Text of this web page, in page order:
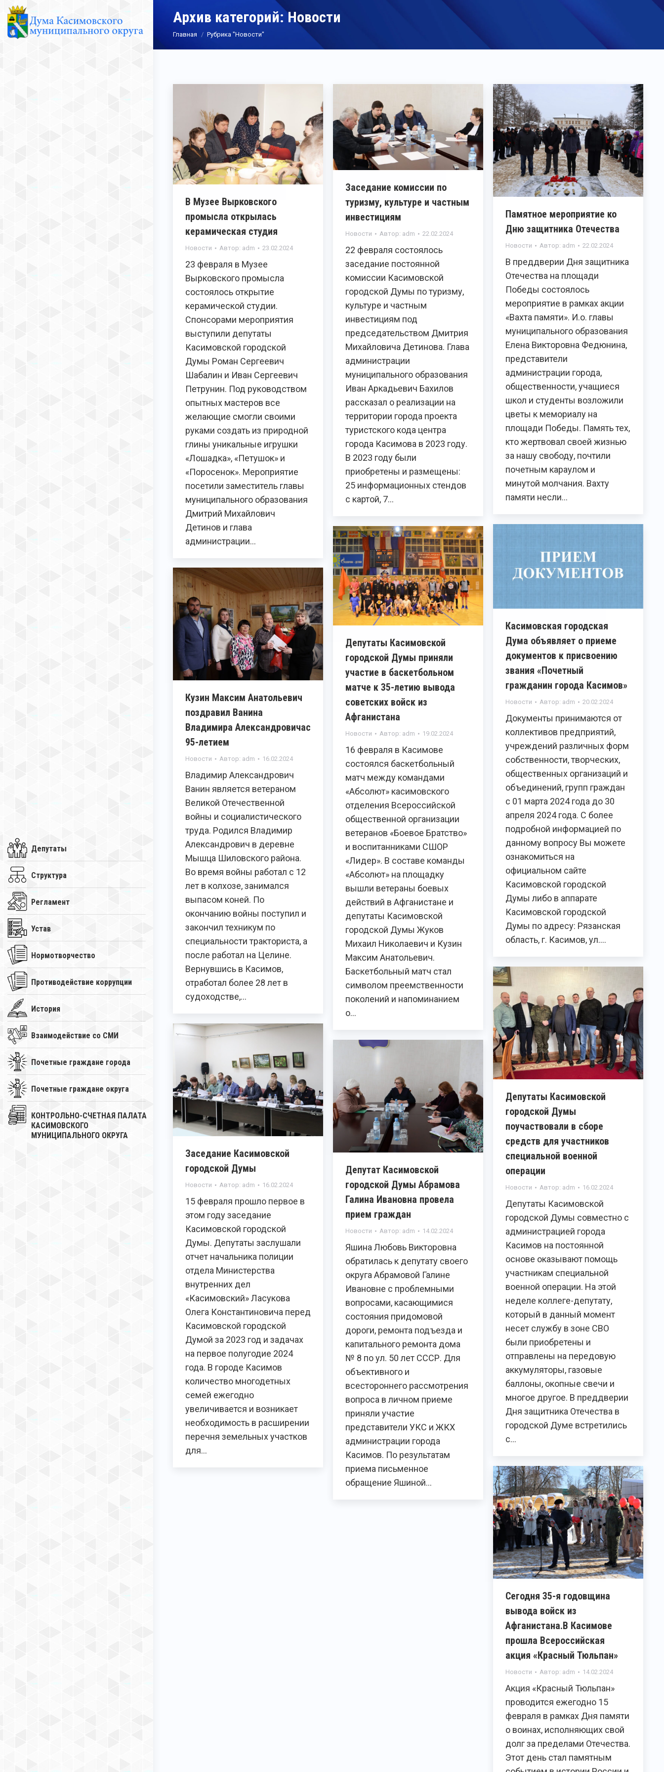
Депутаты
Структура
Регламент
Устав
Нормотворчество
Противодействие коррупции
История
Взаимодействие со СМИ
Почетные граждане города
Почетные граждане округа
КОНТРОЛЬНО-СЧЕТНАЯ ПАЛАТА
КАСИМОВСКОГО
МУНИЦИПАЛЬНОГО ОКРУГА
Архив категорий:Новости
Вы здесь:
Главная Рубрика "Новости"
В Музее Вырковского
промысла открылась
керамическая студия
Новости Автор: adm 23.02.2024
23 февраля в Музее
Вырковского промысла
состоялось открытие
керамической студии.
Спонсорами мероприятия
выступили депутаты
Касимовской городской
Думы Роман Сергеевич
Шабалин и Иван Сергеевич
Петрунин. Под руководством
опытных мастеров все
желающие смогли своими
руками создать из природной
глины уникальные игрушки
«Лошадка», «Петушок» и
«Поросенок». Мероприятие
посетили заместитель главы
муниципального образования
Дмитрий Михайлович
Детинов и глава
администрации…
Заседание комиссии по
туризму, культуре и частным
инвестициям
Новости Автор: adm 22.02.2024
22 февраля состоялось
заседание постоянной
комиссии Касимовской
городской Думы по туризму,
культуре и частным
инвестициям под
председательством Дмитрия
Михайловича Детинова. Глава
администрации
муниципального образования
Иван Аркадьевич Бахилов
рассказал о реализации на
территории города проекта
туристского кода центра
города Касимова в 2023 году.
В 2023 году были
приобретены и размещены:
25 информационных стендов
с картой, 7…
Памятное мероприятие ко
Дню защитника Отечества
Новости Автор: adm 22.02.2024
В преддверии Дня защитника
Отечества на площади
Победы состоялось
мероприятие в рамках акции
«Вахта памяти». И.о. главы
муниципального образования
Елена Викторовна Федюнина,
представители
администрации города,
общественности, учащиеся
школ и студенты возложили
цветы к мемориалу на
площади Победы. Память тех,
кто жертвовал своей жизнью
за нашу свободу, почтили
почетным караулом и
минутой молчания. Вахту
памяти несли…
Касимовская городская
Дума объявляет о приеме
документов к присвоению
звания «Почетный
гражданин города Касимов»
Новости Автор: adm 20.02.2024
Документы принимаются от
коллективов предприятий,
учреждений различных форм
собственности, творческих,
общественных организаций и
объединений, групп граждан
с 01 марта 2024 года до 30
апреля 2024 года. С более
подробной информацией по
данному вопросу Вы можете
ознакомиться на
официальном сайте
Касимовской городской
Думы либо в аппарате
Касимовской городской
Думы по адресу: Рязанская
область, г. Касимов, ул.…
Депутаты Касимовской
городской Думы приняли
участие в баскетбольном
матче к 35-летию вывода
советских войск из
Афганистана
Новости Автор: adm 19.02.2024
16 февраля в Касимове
состоялся баскетбольный
матч между командами
«Абсолют» касимовского
отделения Всероссийской
общественной организации
ветеранов «Боевое Братство»
и воспитанниками СШОР
«Лидер». В составе команды
«Абсолют» на площадку
вышли ветераны боевых
действий в Афганистане и
депутаты Касимовской
городской Думы Жуков
Михаил Николаевич и Кузин
Максим Анатольевич.
Баскетбольный матч стал
символом преемственности
поколений и напоминанием
о…
Кузин Максим Анатольевич
поздравил Ванина
Владимира Александровичас
95-летием
Новости Автор: adm 16.02.2024
Владимир Александрович
Ванин является ветераном
Великой Отечественной
войны и социалистического
труда. Родился Владимир
Александрович в деревне
Мышца Шиловского района.
Во время войны работал с 12
лет в колхозе, занимался
выпасом коней. По
окончанию войны поступил и
закончил техникум по
специальности тракториста, а
после работал на Целине.
Вернувшись в Касимов,
отработал более 28 лет в
судоходстве,…
Депутаты Касимовской
городской Думы
поучаствовали в сборе
средств для участников
специальной военной
операции
Новости Автор: adm 16.02.2024
Депутаты Касимовской
городской Думы совместно с
администрацией города
Касимов на постоянной
основе оказывают помощь
участникам специальной
военной операции. На этой
неделе коллеге-депутату,
который в данный момент
несет службу в зоне СВО
были приобретены и
отправлены на передовую
аккумуляторы, газовые
баллоны, окопные свечи и
многое другое. В преддверии
Дня защитника Отечества в
городской Думе встретились
с…
Заседание Касимовской
городской Думы
Новости Автор: adm 16.02.2024
15 февраля прошло первое в
этом году заседание
Касимовской городской
Думы. Депутаты заслушали
отчет начальника полиции
отдела Министерства
внутренних дел
«Касимовский» Ласукова
Олега Константиновича перед
Касимовской городской
Думой за 2023 год и задачах
на первое полугодие 2024
года. В городе Касимов
количество многодетных
семей ежегодно
увеличивается и возникает
необходимость в расширении
перечня земельных участков
для…
Депутат Касимовской
городской Думы Абрамова
Галина Ивановна провела
прием граждан
Новости Автор: adm 14.02.2024
Яшина Любовь Викторовна
обратилась к депутату своего
округа Абрамовой Галине
Ивановне с проблемными
вопросами, касающимися
состояния придомовой
дороги, ремонта подъезда и
капитального ремонта дома
№ 8 по ул. 50 лет СССР. Для
объективного и
всестороннего рассмотрения
вопроса в личном приеме
приняли участие
представители УКС и ЖКХ
администрации города
Касимов. По результатам
приема письменное
обращение Яшиной…
Сегодня 35-я годовщина
вывода войск из
Афганистана.В Касимове
прошла Всероссийская
акция «Красный Тюльпан»
Новости Автор: adm 14.02.2024
Акция «Красный Тюльпан»
проводится ежегодно 15
февраля в рамках Дня памяти
о воинах, исполняющих свой
долг за пределами Отечества.
Этот день стал памятным